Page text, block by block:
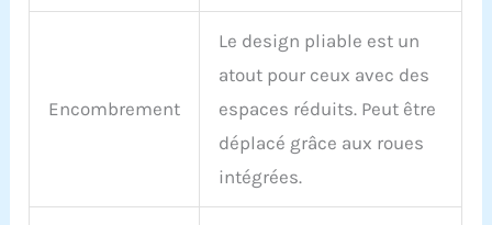
Encombrement
Le design pliable est un
atout pour ceux avec des
espaces réduits. Peut être
déplacé grâce aux roues
intégrées.